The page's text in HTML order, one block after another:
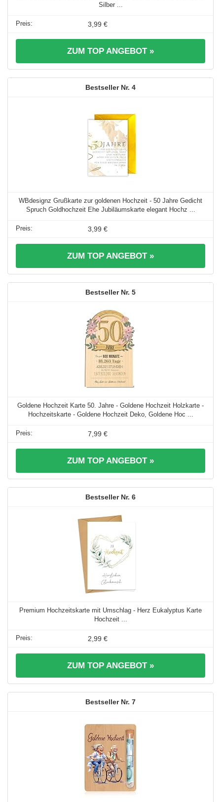
Silber ...
3,99 €
ZUM TOP ANGEBOT »
4
WBdesignz Grußkarte zur goldenen Hochzeit - 50 Jahre Gedicht
Spruch Goldhochzeit Ehe Jubiläumskarte elegant Hochz ...
3,99 €
ZUM TOP ANGEBOT »
5
Goldene Hochzeit Karte 50. Jahre - Goldene Hochzeit Holzkarte -
Hochzeitskarte - Goldene Hochzeit Deko, Goldene Hoc ...
7,99 €
ZUM TOP ANGEBOT »
6
Premium Hochzeitskarte mit Umschlag - Herz Eukalyptus Karte
Hochzeit ...
2,99 €
ZUM TOP ANGEBOT »
7